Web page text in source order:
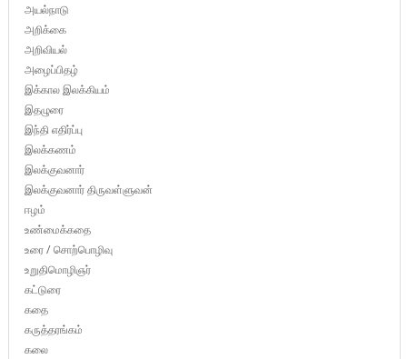
அயல்நாடு
அறிக்கை
அறிவியல்
அழைப்பிதழ்
இக்கால இலக்கியம்
இதழுரை
இந்தி எதிர்ப்பு
இலக்கணம்
இலக்குவனார்
இலக்குவனார் திருவள்ளுவன்
ஈழம்
உண்மைக்கதை
உரை / சொற்பொழிவு
உறுதிமொழிஞர்
கட்டுரை
கதை
கருத்தரங்கம்
கலை